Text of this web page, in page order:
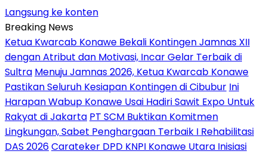
Langsung ke konten
Breaking News
Ketua Kwarcab Konawe Bekali Kontingen Jamnas XII
dengan Atribut dan Motivasi, Incar Gelar Terbaik di
Sultra Menuju Jamnas 2026, Ketua Kwarcab Konawe
Pastikan Seluruh Kesiapan Kontingen di Cibubur Ini
Harapan Wabup Konawe Usai Hadiri Sawit Expo Untuk
Rakyat di Jakarta PT SCM Buktikan Komitmen
Lingkungan, Sabet Penghargaan Terbaik I Rehabilitasi
DAS 2026Carateker DPD KNPI Konawe Utara Inisiasi